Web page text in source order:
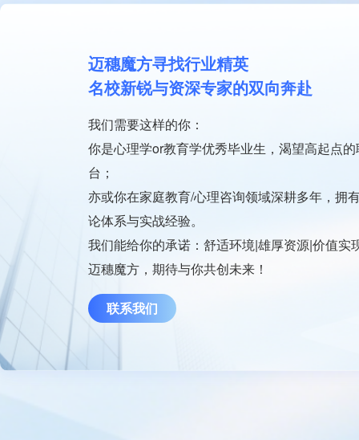
迈穗魔方寻找行业精英
名校新锐与资深专家的双向奔赴
我们需要这样的你：
你是心理学or教育学优秀毕业生，渴望高起点
台；
亦或你在家庭教育/心理咨询领域深耕多年，拥
论体系与实战经验。
我们能给你的承诺：舒适环境|雄厚资源|价值实
迈穗魔方，期待与你共创未来！
联系我们